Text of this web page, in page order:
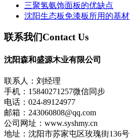
三聚氢氨饰面板的优缺点
沈阳生态板免漆板所用的基材
联系我们Contact Us
沈阳森和盛源木业有限公司
联系人：刘经理
手机：15840271257微信同步
电话：024-89124977
邮箱：243060808@qq.com
公司网址：www.syshmy.cn
地址：沈阳市苏家屯区玫瑰街136号